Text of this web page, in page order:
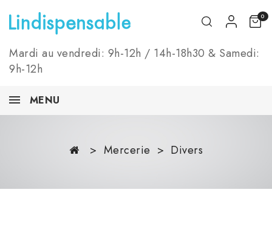
Mardi au vendredi: 9h-12h / 14h-18h30 & Samedi:
9h-12h
0
MENU
Mercerie Divers